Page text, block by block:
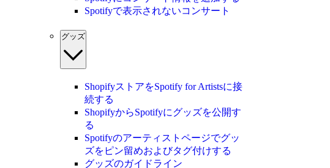
Spotifyで表示されないコンサート
グッズ
ShopifyストアをSpotify for Artistsに接
続する
ShopifyからSpotifyにグッズを公開す
る
Spotifyのアーティストページでグッ
ズをピン留めおよびタグ付けする
グッズのガイドライン